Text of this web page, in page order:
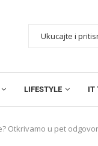
LIFESTYLE IT
Otkrivamo u pet